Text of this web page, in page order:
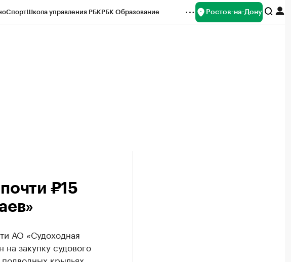
СпортШкола управления РБКРБК Образование Ростов-на-Дону
₽15
АО «Судоходная
закупку судового